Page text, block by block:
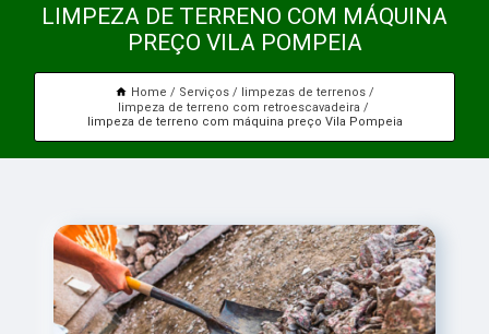
LIMPEZA DE TERRENO COM MÁQUINA
PREÇO VILA POMPEIA
Home Serviços
limpezas de terrenos
limpeza de terreno com retroescavadeira
limpeza de terreno com máquina preço Vila Pompeia